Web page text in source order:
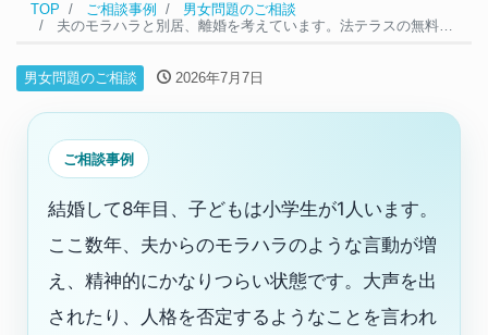
TOP ご相談事例
男女問題のご相談
夫のモラハラと別居、離婚を考えています。法テラスの無料相談は使えますか？｜男女問題の無料相談事例
男女問題のご相談 2026年7月7日
ご相談事例
結婚して8年目、子どもは小学生が1人います。
ここ数年、夫からのモラハラのような言動が増
え、精神的にかなりつらい状態です。大声を出
されたり、人格を否定するようなことを言われ